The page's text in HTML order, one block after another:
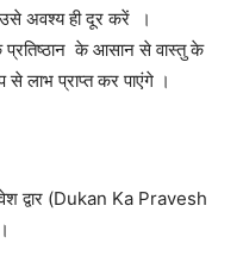
उसे अवश्य ही दूर करें ।
प्रतिष्ठान के आसान से वास्तु के
से लाभ प्राप्त कर पाएंगे ।
द्वार (Dukan Ka Pravesh